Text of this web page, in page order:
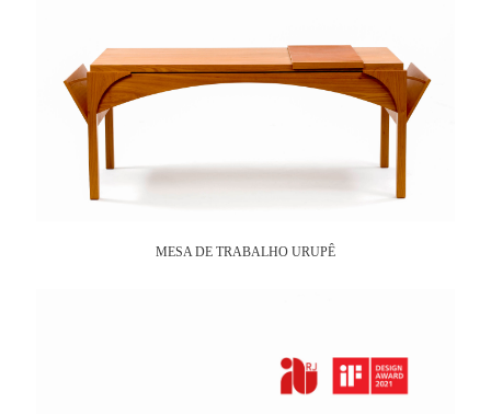
MESA DE TRABALHO URUPÊ